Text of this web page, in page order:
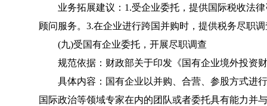
业务拓展建议：1.受企业委托，提供国际税收法律
顾问服务。3.在企业进行跨国并购时，提供税务尽职
(九)受国有企业委托，开展尽职调查
规范依据：财政部关于印发《国有企业境外投资财
具体内容：国有企业以并购、合营、参股方式进
国际政治等领域专家在内的团队或者委托具有能力并